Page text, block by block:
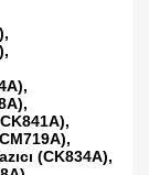
(CK834A),